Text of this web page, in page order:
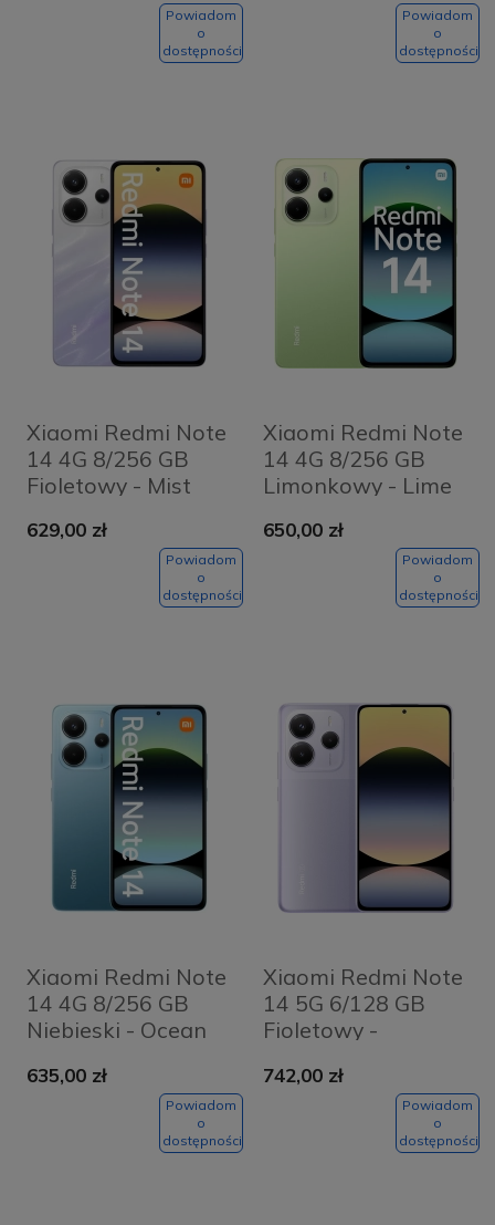
Powiadom
o
dostępności
Powiadom
o
dostępności
Xiaomi Redmi Note
14 4G 8/256 GB
Fioletowy - Mist
629,00 zł
Powiadom
o
dostępności
Xiaomi Redmi Note
14 4G 8/256 GB
Limonkowy - Lime
650,00 zł
Powiadom
o
dostępności
Xiaomi Redmi Note
14 4G 8/256 GB
Niebieski - Ocean
635,00 zł
Powiadom
o
dostępności
Xiaomi Redmi Note
14 5G 6/128 GB
Fioletowy -
742,00 zł
Powiadom
o
dostępności